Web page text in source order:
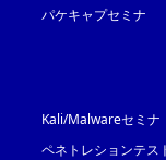
パケキャプセミナ
Kali/Malwareセミナ
ペネトレションテス